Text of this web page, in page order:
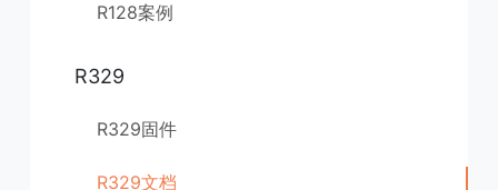
R128案例
R329
R329固件
R329文档